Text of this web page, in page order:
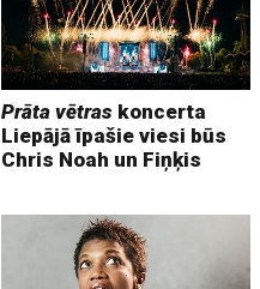
Prāta vētras koncerta
Liepājā īpašie viesi būs
Chris Noah un Fiņķis